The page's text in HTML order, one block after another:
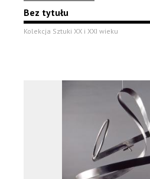
Bez tytułu
Kolekcja Sztuki XX i XXI wieku